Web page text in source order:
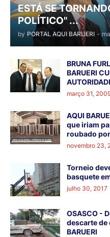
ESTÁ SE
POLÍTICO" ...
by PORTAL AQUI BARUERI -
BRUNA
BARUERI
março 31,
AQUI
que iriam
roubado
novembro 23,
Torneio
basquete
julho 30, 2017
OSASCO -
descarte de
BARUERI